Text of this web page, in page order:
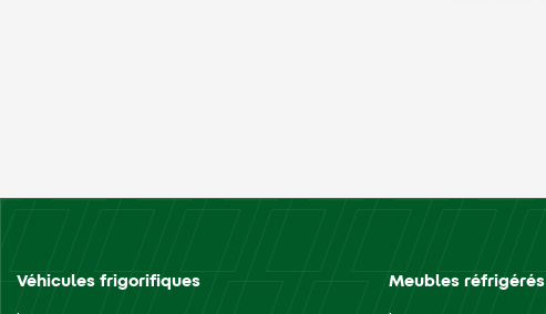
Véhicules frigorifiques Meubles réfrigérés